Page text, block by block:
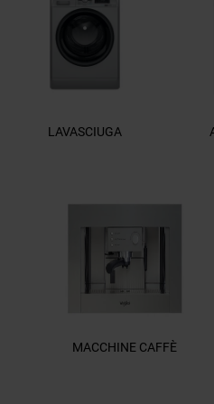
LAVASCIUGA
MACCHINE CAFFÈ